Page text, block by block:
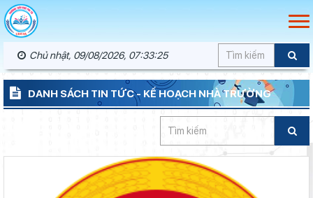
Chủ nhật, 09/08/2026, 07:33:26
DANH SÁCH TIN TỨC - KẾ HOẠCH NHÀ TRƯỜNG